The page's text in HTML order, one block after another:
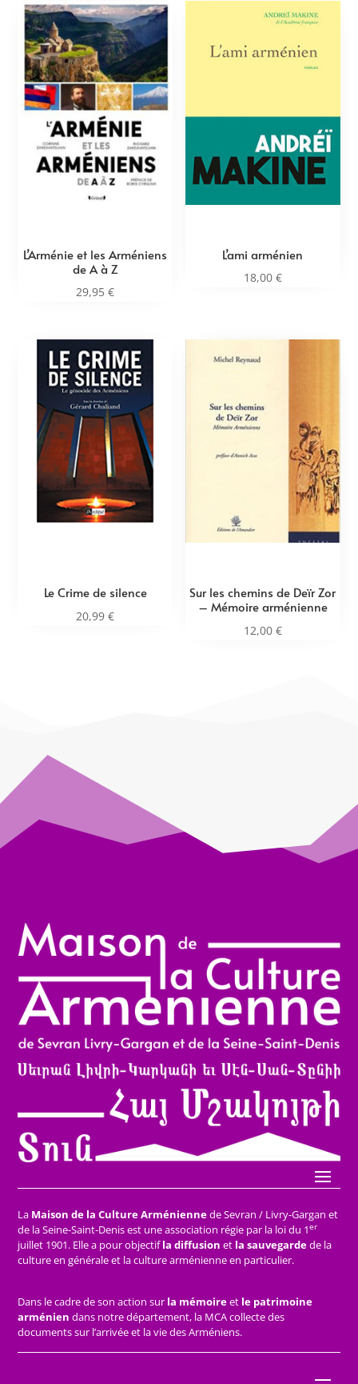
L’Arménie et les Arméniens
de A à Z
29,95€
L’ami arménien
18,00 €
Le Crime de silence
20,99€
Sur les chemins de Deïr Zor
– Mémoire arménienne
12,00 €
La Maison de la Culture Arméniennede Sevran / Livry-Gargan et
de la Seine-Saint-Denis est une association régie par la loi du 1er
juillet 1901. Elle a pour objectifla diffusion et la sauvegardede la
culture en générale et la culture arménienne en particulier.
Dans le cadre de son action sur la mémoireet le patrimoine
arménien dans notre département, la MCA collecte des
documents sur l’arrivée et la vie des Arméniens.